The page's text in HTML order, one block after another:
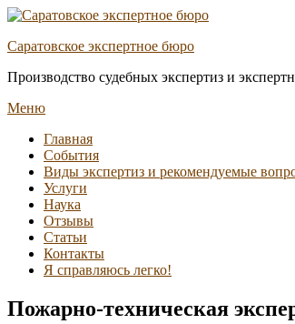
Перейти
содержимому
Саратовское экспертное бюро
Производство судебных экспертиз и
Меню
Основное
меню
Главная
События
Виды экспертиз и рекомендуемые
Услуги
Наука
Отзывы
Статьи
Контакты
Я справляюсь легко!
Пожарно-техническая